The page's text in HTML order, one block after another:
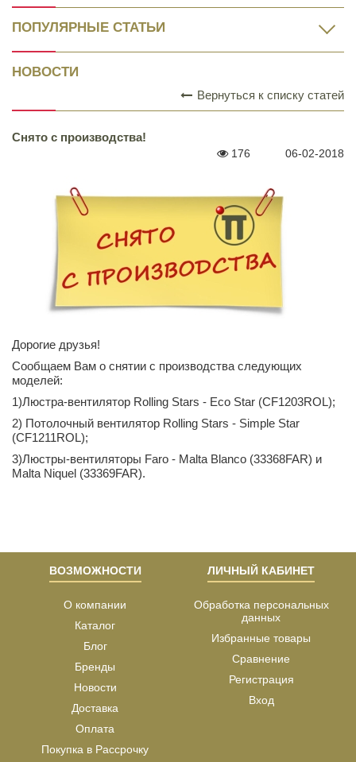
ПОПУЛЯРНЫЕ СТАТЬИ
НОВОСТИ
Вернуться к списку статей
Снято с производства!
176 06-02-2018
Дорогие друзья!
Сообщаем Вам о снятии с производства следующих
моделей:
1)Люстра-вентилятор Rolling Stars - Eco Star (CF1203ROL);
2) Потолочный вентилятор Rolling Stars - Simple Star
(CF1211ROL);
3)Люстры-вентиляторы Faro - Malta Blanco (33368FAR) и
Malta Niquel (33369FAR).
ВОЗМОЖНОСТИ
О компании
Каталог
Блог
Бренды
Новости
Доставка
Оплата
Покупка в Рассрочку
ЛИЧНЫЙ КАБИНЕТ
Обработка персональных
данных
Избранные товары
Сравнение
Регистрация
Вход